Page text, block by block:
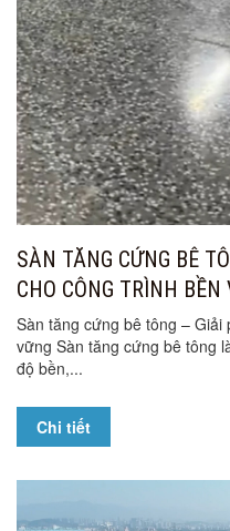
SÀN TĂNG CỨNG BÊ
CHO CÔNG TRÌNH BỀN
Sàn tăng cứng bê tông –
vững Sàn tăng cứng bê tông
độ bền,...
Chi tiết